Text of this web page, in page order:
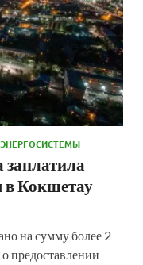
ЭНЕРГОСИСТЕМЫ
в Кокшетау
на сумму более 2
предоставлении